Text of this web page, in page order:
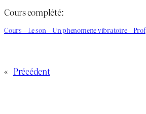
Cours complété:
Cours – Le son – Un phenomene vibratoire – Prof
« Précédent